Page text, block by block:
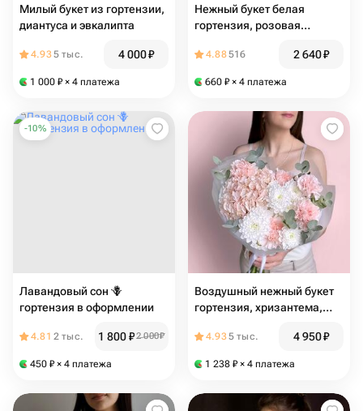
Милый букет из гортензии,
диантуса и эвкалипта
4.935 тыс. 4 000₽
1 000 ₽ × 4 платежа
Нежный букет белая
гортензия, розовая
4.88516 2 640₽
660 ₽ × 4 платежа
-10%
Лавандовый сон 🪻
гортензия в оформлении
4.81 2 тыс. 1 800₽2 000₽
450 ₽ × 4 платежа
Воздушный нежный букет
гортензия, хризантема,
4.935 тыс. 4 950₽
1 238 ₽ × 4 платежа